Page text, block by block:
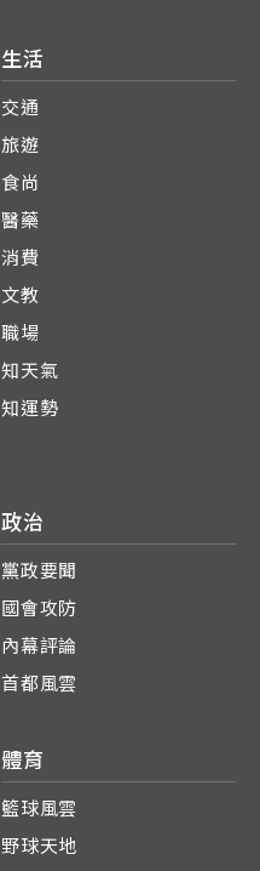
生活
交通
旅遊
食尚
醫藥
消費
文教
職場
知天氣
知運勢
政治
黨政要聞
國會攻防
內幕評論
首都風雲
體育
籃球風雲
野球天地